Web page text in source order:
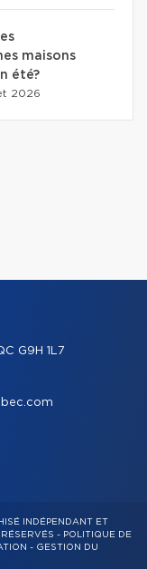
maisons
été?
2026
G9H 1L7
INDÉPENDANT ET
- POLITIQUE DE
- GESTION DU